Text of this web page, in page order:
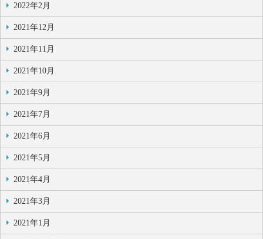
2022年2月
2021年12月
2021年11月
2021年10月
2021年9月
2021年7月
2021年6月
2021年5月
2021年4月
2021年3月
2021年1月